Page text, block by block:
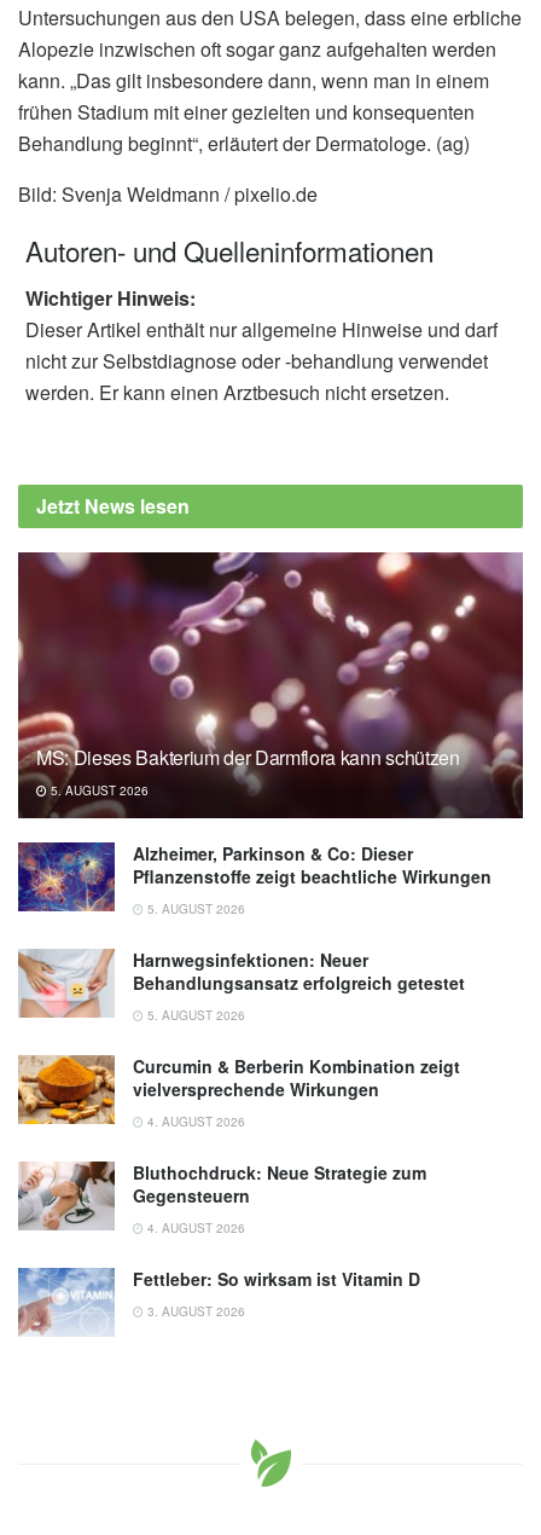
Untersuchungen aus den USA belegen, dass eine erbliche
Alopezie inzwischen oft sogar ganz aufgehalten werden
kann. „Das gilt insbesondere dann, wenn man in einem
frühen Stadium mit einer gezielten und konsequenten
Behandlung beginnt“, erläutert der Dermatologe. (ag)
Bild: Svenja Weidmann / pixelio.de
Autoren- und Quelleninformationen
Wichtiger Hinweis:
Dieser Artikel enthält nur allgemeine Hinweise und darf
nicht zur Selbstdiagnose oder -behandlung verwendet
werden. Er kann einen Arztbesuch nicht ersetzen.
Jetzt News lesen
MS: Dieses Bakterium der Darmflora kann schützen
5. AUGUST 2026
Alzheimer, Parkinson & Co: Dieser
Pflanzenstoffe zeigt beachtliche Wirkungen
5. AUGUST 2026
Harnwegsinfektionen: Neuer
Behandlungsansatz erfolgreich getestet
5. AUGUST 2026
Curcumin & Berberin Kombination zeigt
vielversprechende Wirkungen
4. AUGUST 2026
Bluthochdruck: Neue Strategie zum
Gegensteuern
4. AUGUST 2026
Fettleber: So wirksam ist Vitamin D
3. AUGUST 2026